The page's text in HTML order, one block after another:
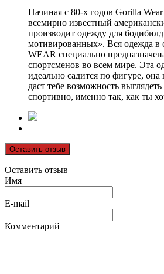
Начиная с 80-х годов Gorilla
всемирно известный
производит одежду для
мотивированных». Вся одежда в
WEAR специально
спортсменов во всем мире. Эта
идеально садится по фигуре, она
даст тебе возможность
спортивно, именно так, как ты
Оставить отзыв
Оставить отзыв
Имя
E-mail
Комментарий